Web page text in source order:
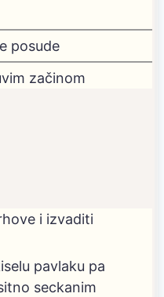
posude
začinom
i izvaditi
pavlaku pa
seckanim